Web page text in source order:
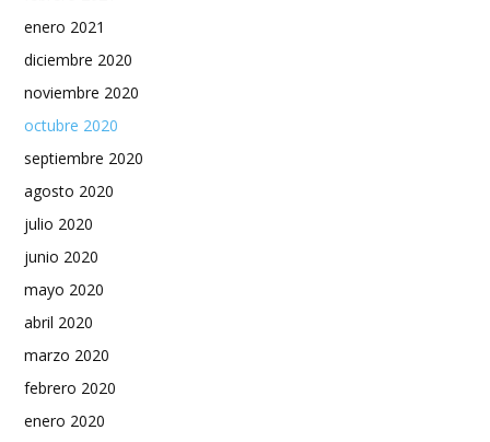
enero 2021
diciembre 2020
noviembre 2020
octubre 2020
septiembre 2020
agosto 2020
julio 2020
junio 2020
mayo 2020
abril 2020
marzo 2020
febrero 2020
enero 2020